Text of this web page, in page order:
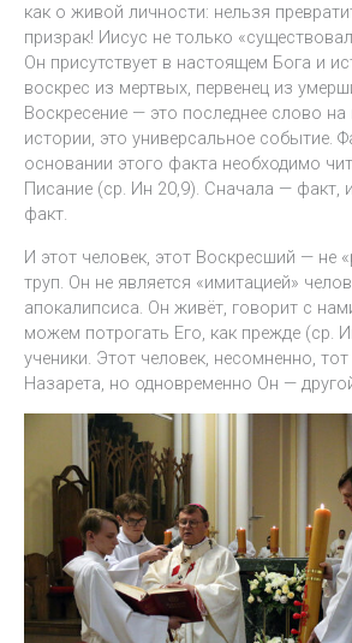
как о живой личности: нельзя
призрак! Иисус не только
Он присутствует в настоящем Бога и
воскрес из мертвых, первенец из
Воскресение — это последнее слово на
истории, это универсальное событие.
основании этого факта необходимо
Писание (ср. Ин 20,9). Сначала — факт,
факт.
И этот человек, этот Воскресший — не
труп. Он не является «имитацией»
апокалипсиса. Он живёт, говорит с
можем потрогать Его, как прежде (ср.
ученики. Этот человек, несомненно,
Назарета, но одновременно Он —